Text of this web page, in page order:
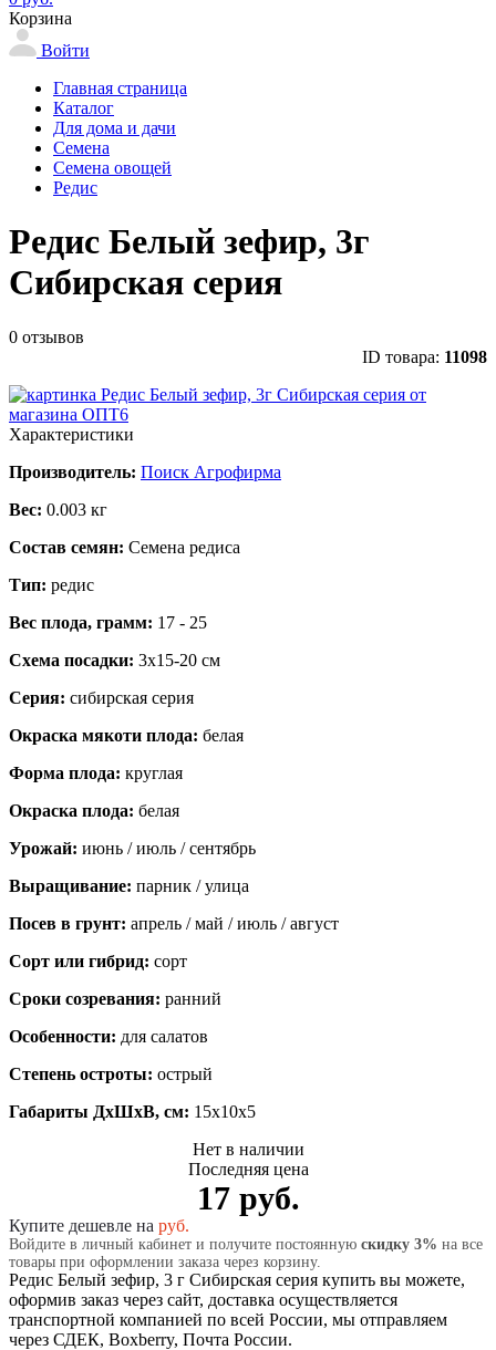
Корзина
Войти
Главная страница
Каталог
Для дома и дачи
Семена
Семена овощей
Редис
Редис Белый зефир, 3г
Сибирская серия
0 отзывов
ID товара: 11098
Характеристики
Производитель: Поиск Агрофирма
Вес: 0.003 кг
Состав семян: Семена редиса
Тип: редис
Вес плода, грамм: 17 - 25
Схема посадки: 3х15-20 см
Серия: сибирская серия
Окраска мякоти плода: белая
Форма плода: круглая
Окраска плода: белая
Урожай: июнь / июль / сентябрь
Выращивание: парник / улица
Посев в грунт: апрель / май / июль / август
Сорт или гибрид: сорт
Сроки созревания: ранний
Особенности: для салатов
Степень остроты: острый
Габариты ДхШхВ, см: 15x10x5
Нет в наличии
Последняя цена
17 руб.
Купите дешевле на руб.
Войдите в личный кабинет и получите постоянную скидку 3% на все
товары при оформлении заказа через корзину.
Редис Белый зефир, 3 г Сибирская серия купить вы можете,
оформив заказ через сайт, доставка осуществляется
транспортной компанией по всей России, мы отправляем
через СДЕК, Boxberry, Почта России.